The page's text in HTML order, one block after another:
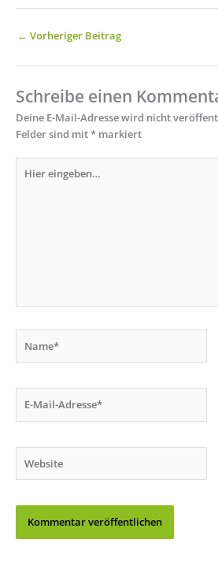
← Vorheriger Beitrag
Schreibe einen
Deine E-Mail-Adresse wird nicht
Felder sind mit* markiert
eingeben…
Mail-